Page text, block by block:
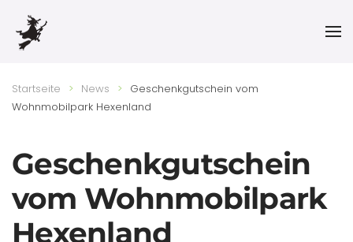
Skip to main content
Startseite News
Geschenkgutschein vom
Wohnmobilpark Hexenland
Geschenkgutschein
vom Wohnmobilpark
Hexenland